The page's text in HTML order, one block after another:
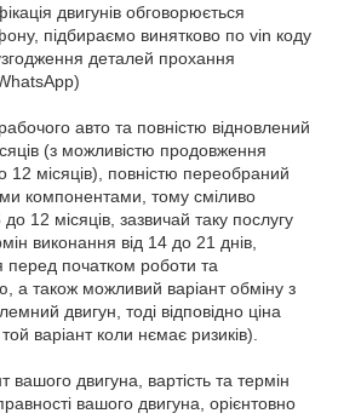
двигунів обговорюється
підбираємо винятково по vin коду
деталей прохання
авто та повністю відновлений
(з можливістю продовження
12 місяців), повністю переобраний
компонентами, тому сміливо
12 місяців, зазвичай таку послугу
виконання від 14 до 21 днів,
перед початком роботи та
а також можливий варіант обміну з
двигун, тоді відповідно ціна
варіант коли нємає ризиків).
двигуна, вартість та термін
вашого двигуна, орієнтовно